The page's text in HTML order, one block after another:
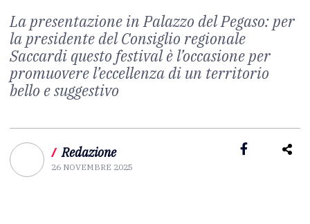
La presentazione in Palazzo del Pegaso: per
la presidente del Consiglio regionale
Saccardi questo festival è l’occasione per
promuovere l’eccellenza di un territorio
bello e suggestivo
/ Redazione
26 NOVEMBRE 2025